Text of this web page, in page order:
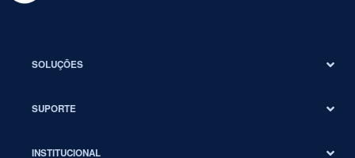
SOLUÇÕES
SUPORTE
INSTITUCIONAL